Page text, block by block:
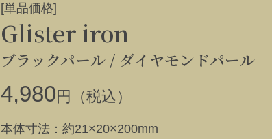
[単品価格]
Glister iron
ブラックパール / ダイヤモンドパール
4,980 円（税込）
本体寸法：約21×20×200mm